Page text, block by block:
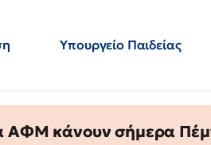
Υπουργείο Παιδείας
ΑΦΜ κάνουν σήμερα